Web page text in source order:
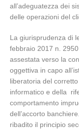
all’adeguatezza dei
delle operazioni del
La giurisprudenza di
febbraio 2017 n.
assestata verso la
oggettiva in capo
liberatoria del
informatico e della
comportamento
dell’accorto
ribadito il principio